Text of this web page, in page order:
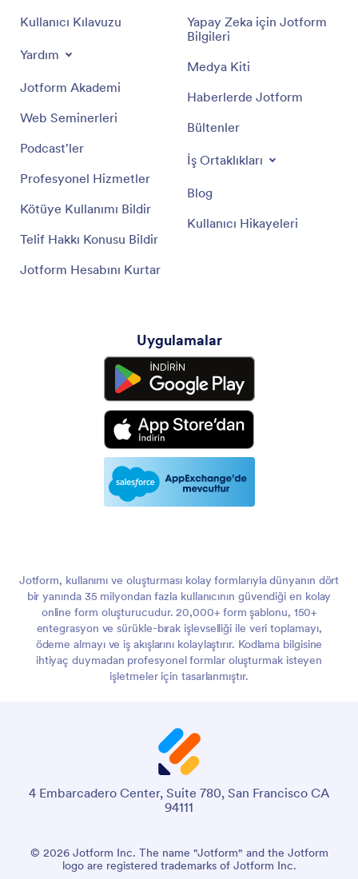
Kullanıcı Kılavuzu
Yardım
Jotform Akademi
Web Seminerleri
Podcast'ler
Profesyonel Hizmetler
Kötüye Kullanımı Bildir
Telif Hakkı Konusu Bildir
Jotform Hesabını Kurtar
Yapay Zeka için Jotform
Bilgileri
Medya Kiti
Haberlerde Jotform
Bültenler
İş Ortaklıkları
Blog
Kullanıcı Hikayeleri
Uygulamalar
Jotform, kullanımı ve oluşturması kolay formlarıyla dünyanın dört
bir yanında 35 milyondan fazla kullanıcının güvendiği en kolay
online form oluşturucudur. 20,000+ form şablonu, 150+
entegrasyon ve sürükle-bırak işlevselliği ile veri toplamayı,
ödeme almayı ve iş akışlarını kolaylaştırır. Kodlama bilgisine
ihtiyaç duymadan profesyonel formlar oluşturmak isteyen
işletmeler için tasarlanmıştır.
4 Embarcadero Center, Suite 780, San Francisco CA
94111
© 2026 Jotform Inc. The name "Jotform" and the Jotform
logo are registered trademarks of Jotform Inc.